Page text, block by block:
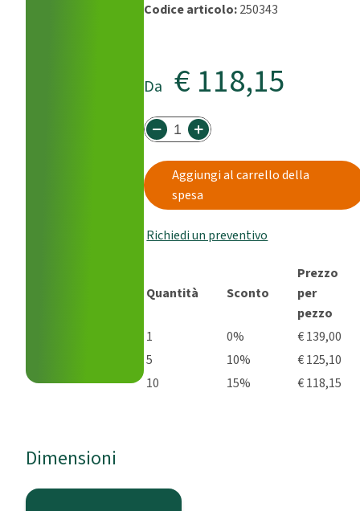
Codice articolo:250343
Da € 118,15
Aggiungi al carrello della
spesa
Richiedi un preventivo
Quantità Sconto
Prezzo
per
pezzo
1
0%
€ 139,00
5
10%
€ 125,10
10
15% € 118,15
Dimensioni